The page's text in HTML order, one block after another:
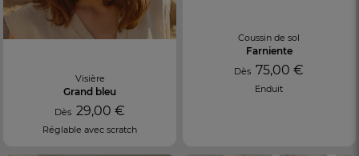
Visière
Grand bleu
Dès29,00 €
Réglable avec scratch
Coussin de sol
Farniente
Dès75,00 €
Enduit